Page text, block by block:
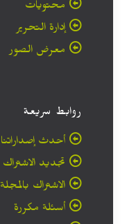
محتويات
إدارة التحرير
معرض الصور
روابط سريعة
أحدث إصداراتنا
تجديد الاشتراك
الاشتراك بالمجلة
أسئلة مكررة